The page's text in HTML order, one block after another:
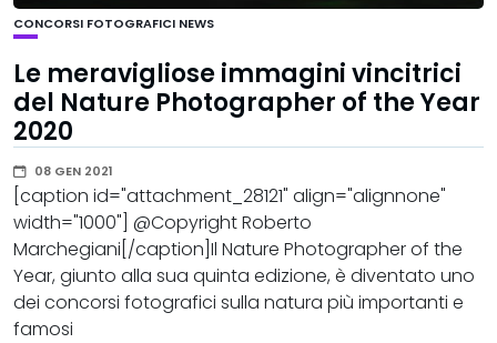
CONCORSI FOTOGRAFICI NEWS
Le meravigliose immagini vincitrici
del Nature Photographer of the Year
2020
08 GEN 2021
[caption id="attachment_28121" align="alignnone"
width="1000"] @Copyright Roberto
Marchegiani[/caption]Il Nature Photographer of the
Year, giunto alla sua quinta edizione, è diventato uno
dei concorsi fotografici sulla natura più importanti e
famosi